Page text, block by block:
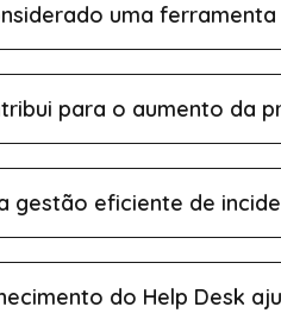
uma
para o aumento da
gestão eficiente de
do Help Desk